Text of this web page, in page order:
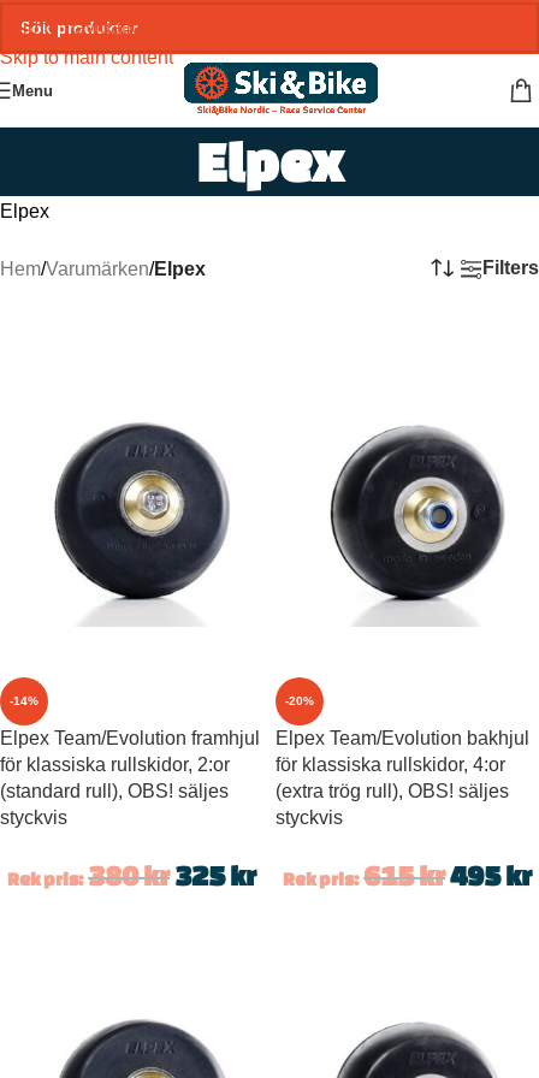
Skip to navigation
Skip to main content
Menu
Elpex
Elpex
Hem/Varumärken/Elpex Filters
-14%
Elpex Team/Evolution framhjul
för klassiska rullskidor, 2:or
(standard rull), OBS! säljes
styckvis
Rek pris: 380kr 325kr
-20%
Elpex Team/Evolution bakhjul
för klassiska rullskidor, 4:or
(extra trög rull), OBS! säljes
styckvis
Rek pris: 615kr495kr